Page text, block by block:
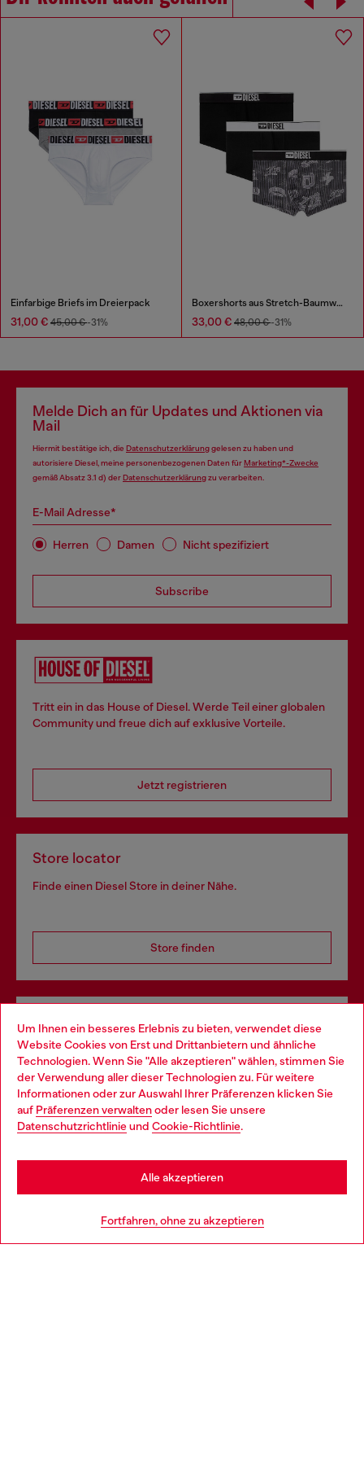
Um Ihnen ein besseres Erlebnis zu bieten, verwendet diese
Website Cookies von Erst und Drittanbietern und ähnliche
Technologien. Wenn Sie "Alle akzeptieren" wählen, stimmen Sie
der Verwendung aller dieser Technologien zu. Für weitere
Informationen oder zur Auswahl Ihrer Präferenzen klicken Sie
auf Präferenzen verwaltenoder lesen Sie unsere
Datenschutzrichtlinieund Cookie-Richtlinie.
Fortfahren, ohne zu akzeptieren
Alle akzeptieren
Einfarbige Briefs im Dreierpack
31,00 € 45,00 €-31%
Boxershorts aus Stretch-Baumwolle mit Allover-Print im Dreierpack
33,00 € 48,00 €-31%
Melde Dich an für Updates und Aktionen via
Mail
Hiermit bestätige ich, die Datenschutzerklärunggelesen zu haben und
autorisiere Diesel, meine personenbezogenen Daten fürMarketing*-Zwecke
gemäß Absatz 3.1 d) derDatenschutzerklärungzu verarbeiten.
E-Mail Adresse*
Herren Damen Nicht spezifiziert
Subscribe
Tritt ein in das House of Diesel. Werde Teil einer globalen
Community und freue dich auf exklusive Vorteile.
Jetzt registrieren
Store locator
Finde einen Diesel Store in deiner Nähe.
Store finden
Omnichannel-Services
Entdecke unser gesamtes Service-Angebot, online und
im Store.
Mehr erfahren
Choose your location
You are currently browsing Deutschland website, but it seems
you may be based in United States